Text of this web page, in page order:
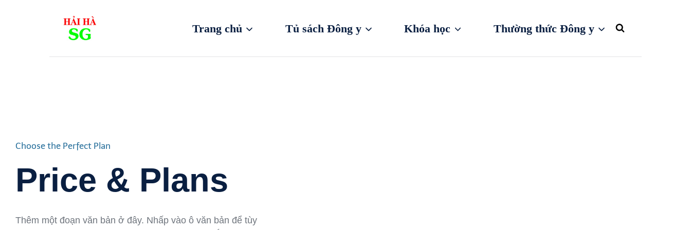
Trang chủ Tủ sách Đông y Khóa học Thường thức Đông y
Choose the Perfect Plan
Price & Plans
Thêm một đoạn văn bản ở đây. Nhấp vào ô văn bản để tùy